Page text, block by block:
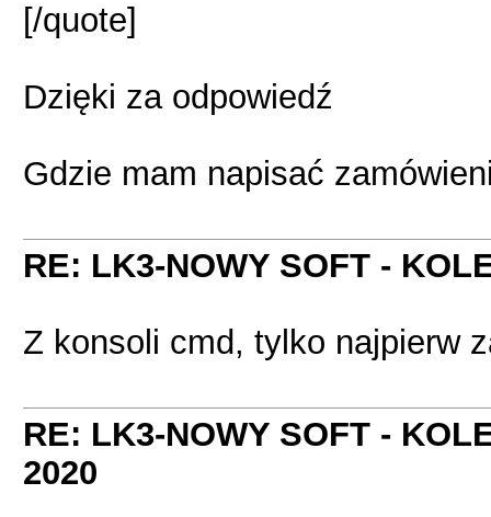
[/quote]
Dzięki za odpowiedź
Gdzie mam napisać
RE: LK3-NOWY SOFT -
Z konsoli cmd, tylko najpierw
RE: LK3-NOWY SOFT -
2020